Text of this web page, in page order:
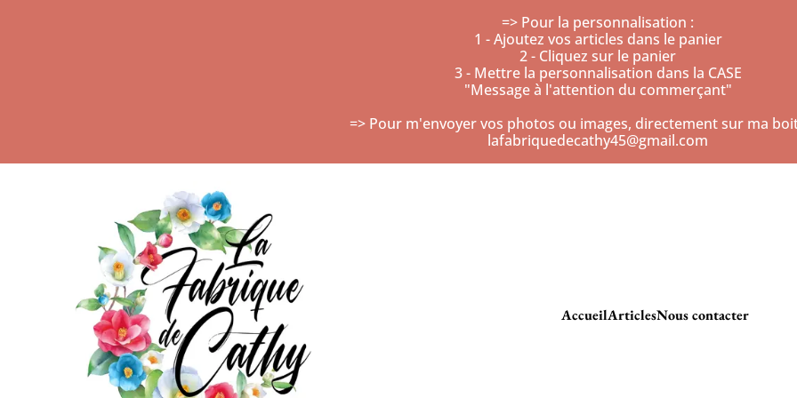
=> Pour la personnalisation :
1 - Ajoutez vos articles dans le panier
2 - Cliquez sur le panier
3 - Mettre la personnalisation dans la CASE
"Message à l'attention du commerçant"
=> Pour m'envoyer vos photos ou images, directement sur ma
lafabriquedecathy45@gmail.com
AccueilArticlesNous contacter